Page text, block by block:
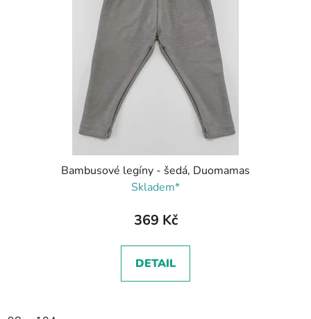
Bambusové legíny - šedá, Duomamas
Skladem*
369 Kč
DETAIL